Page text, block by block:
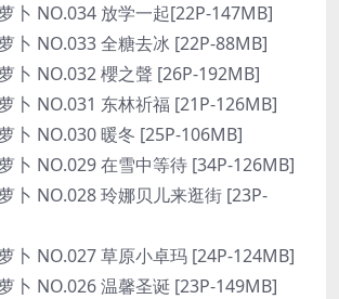
卜 NO.034 放学一起[22P-147MB]
卜 NO.033 全糖去冰 [22P-88MB]
卜 NO.032 櫻之聲 [26P-192MB]
卜 NO.031 东林祈福 [21P-126MB]
卜 NO.030 暖冬 [25P-106MB]
卜 NO.029 在雪中等待 [34P-126MB]
卜 NO.028 玲娜贝儿来逛街 [23P-
卜 NO.027 草原小卓玛 [24P-124MB]
卜 NO.026 温馨圣诞 [23P-149MB]